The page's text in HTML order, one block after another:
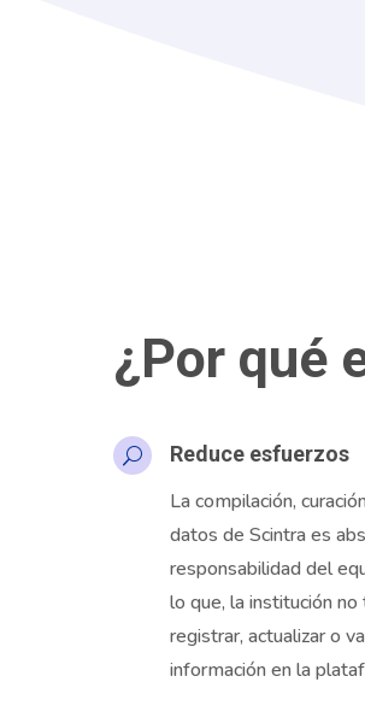
¿Por qué
U Reduce esfuerzos
La compilación,
datos deScintra es
responsabilidad del
lo que, la institución no
registrar, actualizar o
información en la